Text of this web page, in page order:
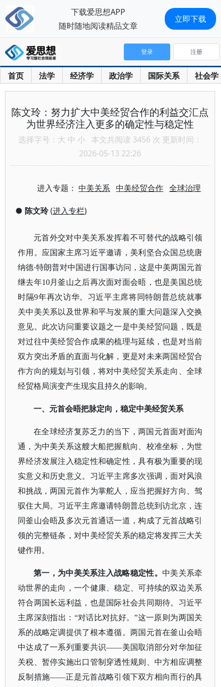
首页 法学 经济学 政治学 国际关系 社会学
登录 注册
陈文玲：努力扩大中美经贸合作的利益交汇点
为世界经济注入更多的确定性与稳定性
选择字号： 大 中 小 本文共阅读 3456 次 更新时间：
2026-05-13 22:26
进入专题：中美关系 中美经贸合作 全球治理
● 陈文玲(进入专栏)
元首外交对中美关系发挥着不可替代的战略引领
作用。应国家主席习近平邀请，美利坚合众国总统唐
纳德·特朗普对中国进行国事访问，这是中美两国元首
继去年10月釜山之后再次面对面会晤，也是美国总统
时隔9年再次访华。习近平主席将同特朗普总统就事
关中美关系以及世界和平与发展的重大问题深入交换
意见。此次访问重要议题之一是中美经贸问题，既是
对过往中美经贸合作成果的梳理与延续，也是对当前
双方突出矛盾的直面与化解，更是对未来两国经贸合
作方向的规划与引领，将对中美经贸关系走向、全球
经贸格局演变产生现实且持久的影响。
一、元首会晤把脉定向，稳定中美经贸关系
在全球经济复苏乏力的当下，两国元首面对面沟
通，为中美关系这艘大船把握航向、校准坐标，为世
界经济发展注入稳定性和确定性，具有极为重要的现
实意义和历史意义。习近平主席多次强调，面对风浪
和挑战，两国元首作为掌舵人，应当把握好方向、驾
驭住大局。习近平主席邀请特朗普总统到访北京，连
同釜山会晤及多次元首通话一道，构成了元首战略引
领的完整链条，对中美经贸关系的稳定将发挥三大关
键作用。
第一，为中美关系注入战略稳定性。 中美关系牵
动世界的走向，一个健康、稳定、可持续的双边关系
符合两国长远利益，也是国际社会共同期待。习近平
主席深刻指出： “对话比对抗好。”这一原则为两国关
系的战略定调提供了根本遵循。两国元首在釜山会晤
中达成了一系列重要共识——美国取消部分对华加征
关税、暂停实施出口管制穿透性规则、中方相应调整
反制措施——正是元首战略引领下双方相向而行的具
下载爱思想APP
随时随地阅读精品文章
立即下载